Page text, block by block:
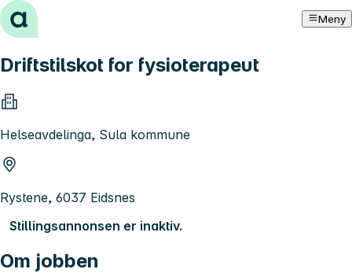
Hopp til innhold Meny
Driftstilskot for fysioterapeut
Helseavdelinga, Sula kommune
Rystene, 6037 Eidsnes
Stillingsannonsen er inaktiv.
Om jobben